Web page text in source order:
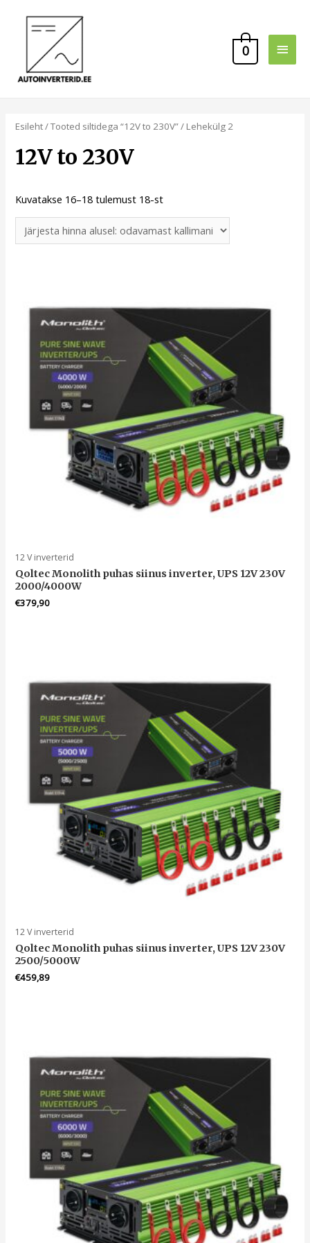
0
Esileht/Tooted siltidega “12V to 230V”/ Lehekülg 2
12V to 230V
Kuvatakse 16–18 tulemust 18-st
12 V inverterid
Qoltec Monolith puhas siinus inverter, UPS 12V 230V
2000/4000W
€379,90
12 V inverterid
Qoltec Monolith puhas siinus inverter, UPS 12V 230V
2500/5000W
€459,89